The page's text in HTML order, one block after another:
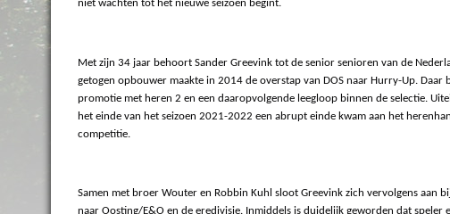
niet wachten tot het nieuwe seizoen begint.
Met zijn 34 jaar behoort Sander Greevink tot de senior senioren van de
getogen opbouwer maakte in 2014 de overstap van DOS naar Hurry-Up.
promotie met heren 2 en een daaropvolgende leegloop binnen de selectie.
het einde van het seizoen 2021-2022 een abrupt einde kwam aan het
competitie.
Samen met broer Wouter en Robbin Kuhl sloot Greevink zich vervolgens aan
naar Oosting/E&O en de eredivisie. Inmiddels is duidelijk geworden dat